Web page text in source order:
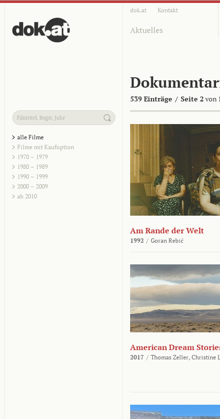
dok.at Kontakt
Aktuelles
539 Einträge / Seite 2 von
alle Filme
Filme mit Kaufoption
1970 – 1979
1980 – 1989
1990 – 1999
2000 – 2009
ab 2010
Am Rande der Welt
1992 / Goran Rebić
American Dream
2017 / Thomas Zeller, Christine